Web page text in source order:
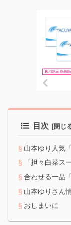
目次
山本ゆり人気
「担々白菜ス
合わせる一品
山本ゆりさん
おしまいに